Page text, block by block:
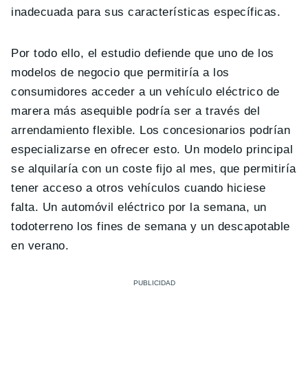
inadecuada para sus características específicas.
Por todo ello, el estudio defiende que uno de los
modelos de negocio que permitiría a los
consumidores acceder a un vehículo eléctrico de
marera más asequible podría ser a través del
arrendamiento flexible. Los concesionarios podrían
especializarse en ofrecer esto. Un modelo principal
se alquilaría con un coste fijo al mes, que permitiría
tener acceso a otros vehículos cuando hiciese
falta. Un automóvil eléctrico por la semana, un
todoterreno los fines de semana y un descapotable
en verano.